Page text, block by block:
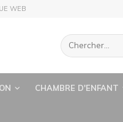
WEB
CHAMBRE D'ENFANT